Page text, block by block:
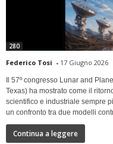
280
Federico Tosi - 17 Giugno 2026
Il 57º congresso Lunar and
Texas) ha mostrato come il
scientifico e industriale sempre
un confronto tra due modelli
Continua a leggere